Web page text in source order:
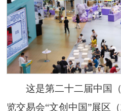
这是第二十二届中国
览交易会“文创中国”展区